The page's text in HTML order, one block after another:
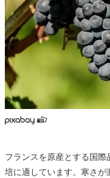
フランスを原産とする国
培に適しています。寒さ